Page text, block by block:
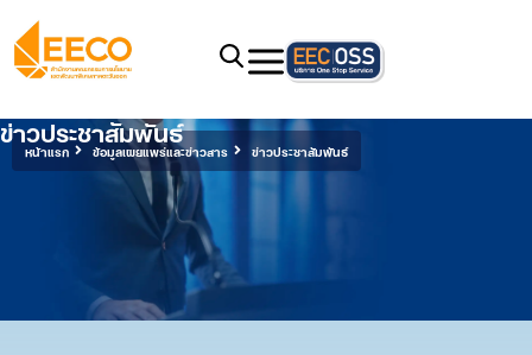
หน้าแรก ข้อมูลเผยแพร่และข่าวสาร ข่าวประชาสัมพันธ์
ข่าวประชาสัมพันธ์